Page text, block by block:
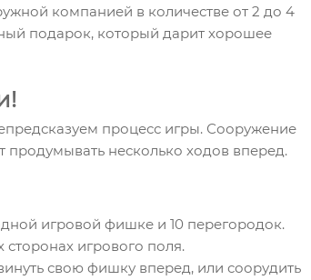
компанией в количестве от 2 до 4
подарок, который дарит хорошее
процесс игры. Сооружение
несколько ходов вперед.
игровой фишке и 10 перегородок.
игрового поля.
свою фишку вперед, или соорудить